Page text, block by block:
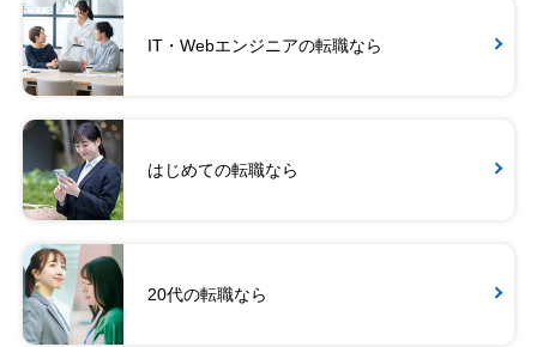
IT・Webエンジニアの転職なら
はじめての転職なら
20代の転職なら